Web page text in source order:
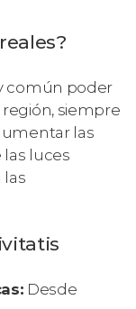
común poder
siempre
las
las luces
las
Desde